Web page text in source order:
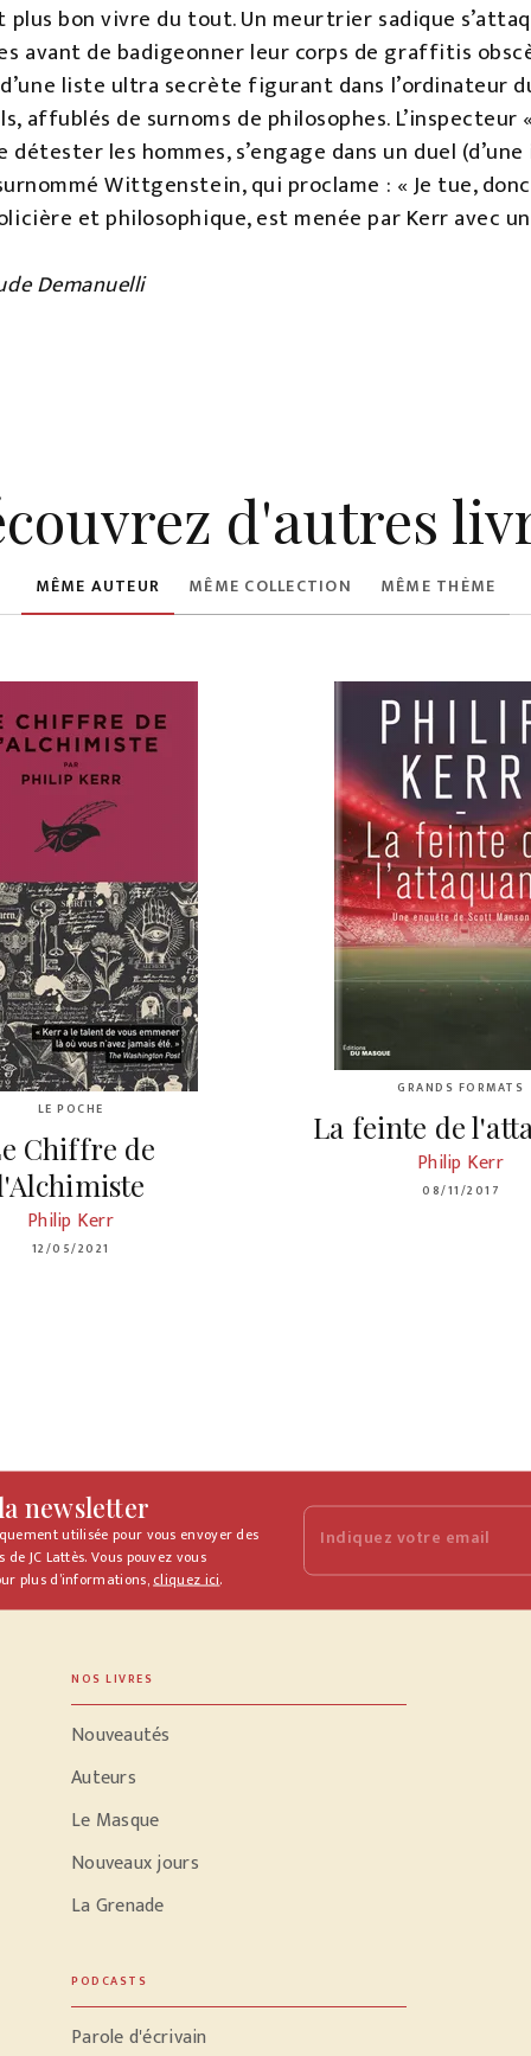
plus bon vivre du tout. Un meurtrier sadique
de badigeonner leur corps de graffitis
liste ultra secrète figurant dans l’ordinateur
affublés de surnoms de philosophes. L’inspecteur
les hommes, s’engage dans un duel
Wittgenstein, qui proclame : « Je tue,
et philosophique, est menée par Kerr avec
Demanuelli
d'autres
MÊME AUTEUR MÊME COLLECTION MÊME THÈME
LE POCHE
Chiffre de
Philip Kerr
12/05/2021
GRANDS FORMATS
La feinte de
Philip Kerr
08/11/2017
newsletter
utilisée pour vous envoyer des
JC Lattès. Vous pouvez vous
plus d’informations,cliquez ici.
Indiquez votre email
NOS LIVRES
Nouveautés
Auteurs
Le Masque
Nouveaux jours
La Grenade
PODCASTS
Parole d'écrivain